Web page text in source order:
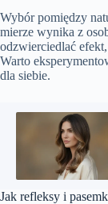
Wybór pomiędzy
mierze wynika z
odzwierciedlać
Warto
dla siebie.
Jak refleksy i